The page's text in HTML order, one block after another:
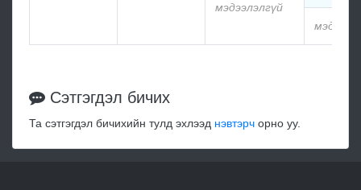
мэдээлэлгүй
Сэтгэгдэл бичих
Та сэтгэгдэл бичихийн тулд эхлээд нэвтэрч орно уу.